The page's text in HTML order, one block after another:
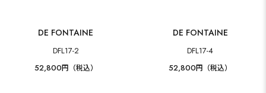
DE FONTAINE
DFL17-2
52,800円（税込）
DE FONTAINE
DFL17-4
52,800円（税込）